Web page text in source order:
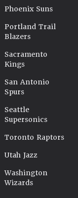
Phoenix Suns
Portland Trail
Blazers
Sacramento
Kings
San Antonio
Spurs
Seattle
Supersonics
Toronto Raptors
Utah Jazz
Washington
Wizards